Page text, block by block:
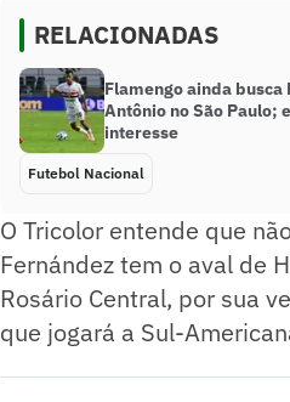
RELACIONADAS
Flamengo ainda busca
Antônio no São Paulo;
interesse
Futebol Nacional
O Tricolor entende que
Fernández tem o aval de
Rosário Central, por sua
que jogará a Sul-